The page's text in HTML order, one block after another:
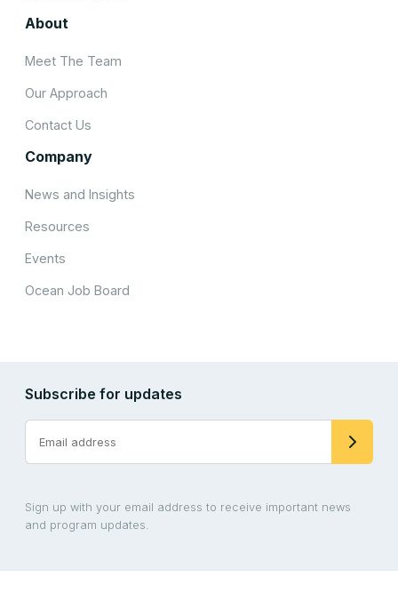
About
Meet The Team
Our Approach
Contact Us
Company
News and Insights
Resources
Events
Ocean Job Board
Subscribe for updates
Sign up with your email address to receive important news
and program updates.